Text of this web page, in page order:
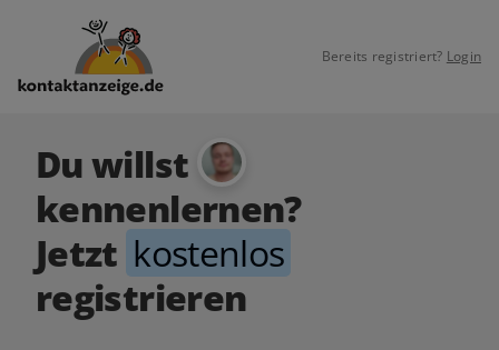
Bereits registriert? Login
Du willst
kennenlernen?
Jetzt kostenlos
registrieren